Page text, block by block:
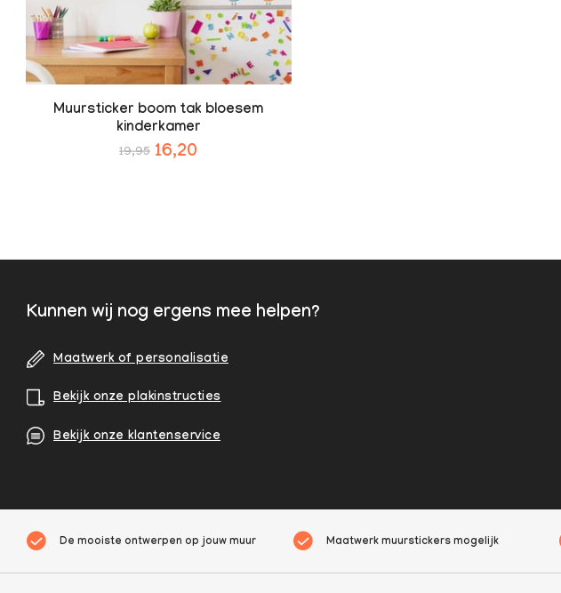
Muursticker boom tak bloesem
kinderkamer
19,95 16,20
Kunnen wij nog ergens mee helpen?
Maatwerk of personalisatie
Bekijk onze plakinstructies
Bekijk onze klantenservice
De mooiste ontwerpen op jouw muur Maatwerk muurstickers mogelijk